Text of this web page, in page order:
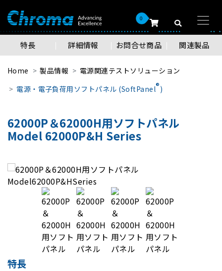
0
特長 詳細情報 お問合せ商品 関連製品
Home 製品情報
電源関連テストソリューション
電源・電子負荷用ソフトパネル (SoftPanel®)
62000P＆62000H用ソフトパネル
Model 62000P&H Series
特長